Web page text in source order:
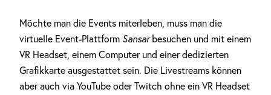
Möchte man die Events miterleben, muss man die
virtuelle Event-Plattform Sansar besuchen und mit einem
VR Headset, einem Computer und einer dedizierten
Grafikkarte ausgestattet sein. Die Livestreams können
aber auch via YouTube oder Twitch ohne ein VR Headset